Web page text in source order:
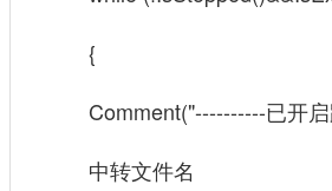
{
Comment("----------已开
中转文件名